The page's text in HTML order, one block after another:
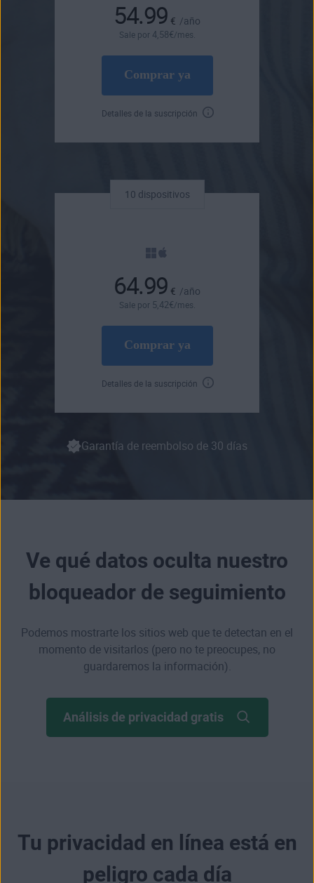
54.99 € /año
Sale por 4,58€/mes.
Comprar ya
Detalles de la suscripción
10 dispositivos
64.99 € /año
Sale por 5 ,42€/mes.
Comprar ya
Detalles de la suscripción
Garantía de reembolso de 30 días
Ve qué datos oculta nuestro
bloqueador de seguimiento
Podemos mostrarte los sitios web que te detectan en el
momento de visitarlos (pero no te preocupes, no
guardaremos la información).
Análisis de privacidad gratis
Tu privacidad en línea está en
peligro cada día